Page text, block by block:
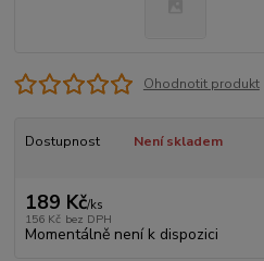
Ohodnotit produkt
Dostupnost Není skladem
189 Kč/ks
156 Kč bez DPH
Momentálně není k dispozici